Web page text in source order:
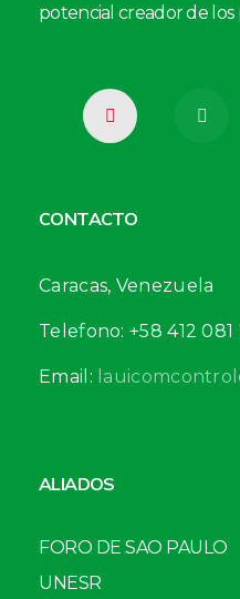
potencial creador de los
CONTACTO
Caracas, Venezuela
Telefono: +58 412 081
Email:
ALIADOS
FORO DE SAO PAULO
UNESR